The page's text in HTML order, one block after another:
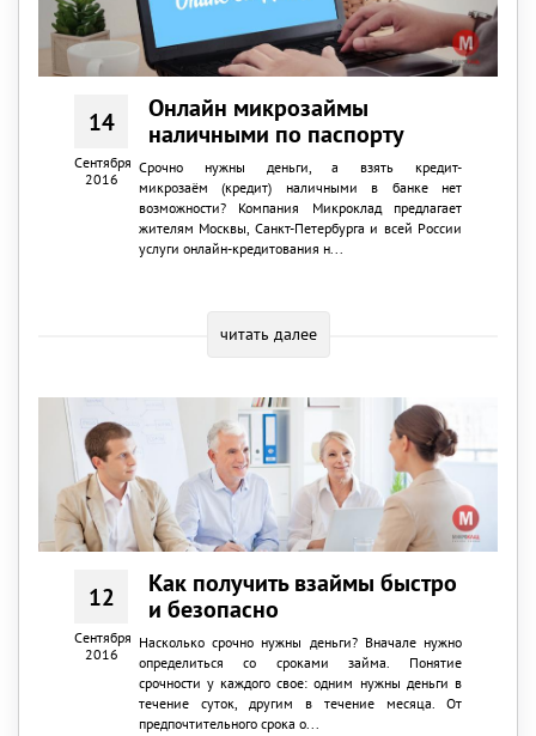
14
Сентября
2016
Онлайн микрозаймы
наличными по паспорту
Срочно нужны деньги, а взять кредит-
микрозаём (кредит) наличными в банке нет
возможности? Компания Микроклад предлагает
жителям Москвы, Санкт-Петербурга и всей России
услуги онлайн-кредитования н...
читать далее
12
Сентября
2016
Как получить взаймы быстро
и безопасно
Насколько срочно нужны деньги? Вначале нужно
определиться со сроками займа. Понятие
срочности у каждого свое: одним нужны деньги в
течение суток, другим в течение месяца. От
предпочтительного срока о...